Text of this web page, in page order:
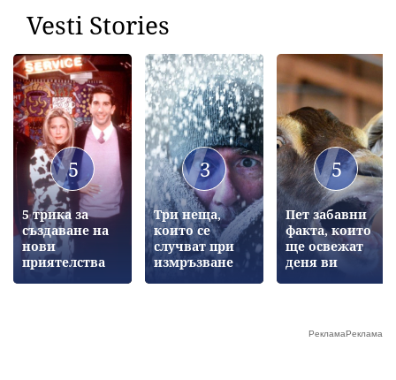
Vesti Stories
5
5 трика за
създаване на
нови
приятелства
3
Три неща,
които се
случват при
измръзване
5
Пет забавни
факта, които
ще освежат
деня ви